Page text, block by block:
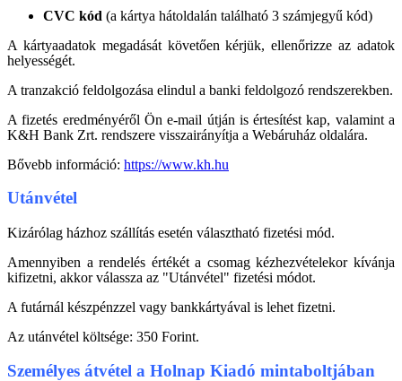
CVC kód (a kártya hátoldalán található 3 számjegyű kód)
A kártyaadatok megadását követően kérjük, ellenőrizze az adatok
helyességét.
A tranzakció feldolgozása elindul a banki feldolgozó rendszerekben.
A fizetés eredményéről Ön e-mail útján is értesítést kap, valamint a
K&H Bank Zrt. rendszere visszairányítja a Webáruház oldalára.
Bővebb információ: https://www.kh.hu
Utánvétel
Kizárólag házhoz szállítás esetén választható fizetési mód.
Amennyiben a rendelés értékét a csomag kézhezvételekor kívánja
kifizetni, akkor válassza az "Utánvétel" fizetési módot.
A futárnál készpénzzel vagy bankkártyával is lehet fizetni.
Az utánvétel költsége: 350 Forint.
Személyes átvétel a Holnap Kiadó mintaboltjában